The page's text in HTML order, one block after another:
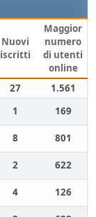
Nuovi
iscritti
Maggior
numero
di utenti
online
27
1.561
1
169
8
801
2
622
4
126